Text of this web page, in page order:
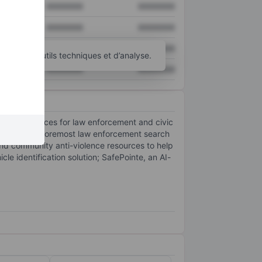
XXXXXXX XXXXXXX
d’autres outils techniques et d’analyse.
services for law enforcement and civic
the foremost law enforcement search
community anti-violence resources to help
identification solution; SafePointe, an AI-